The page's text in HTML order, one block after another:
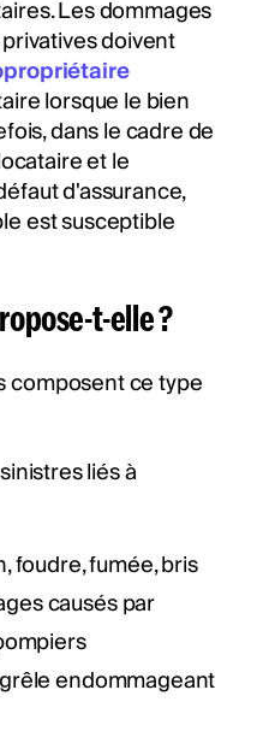
Les dommages
doivent
lorsque le bien
dans le cadre de
et le
d'assurance,
est susceptible
t-elle ?
composent ce type
liés à
foudre, fumée, bris
causés par
endommageant